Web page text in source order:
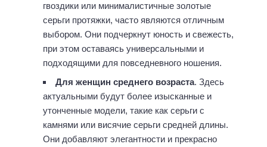
гвоздики или минималистичные золотые
серьги протяжки, часто являются отличным
выбором. Они подчеркнут юность и свежесть,
при этом оставаясь универсальными и
подходящими для повседневного ношения.
Для женщин среднего возраста. Здесь
актуальными будут более изысканные и
утонченные модели, такие как серьги с
камнями или висячие серьги средней длины.
Они добавляют элегантности и прекрасно